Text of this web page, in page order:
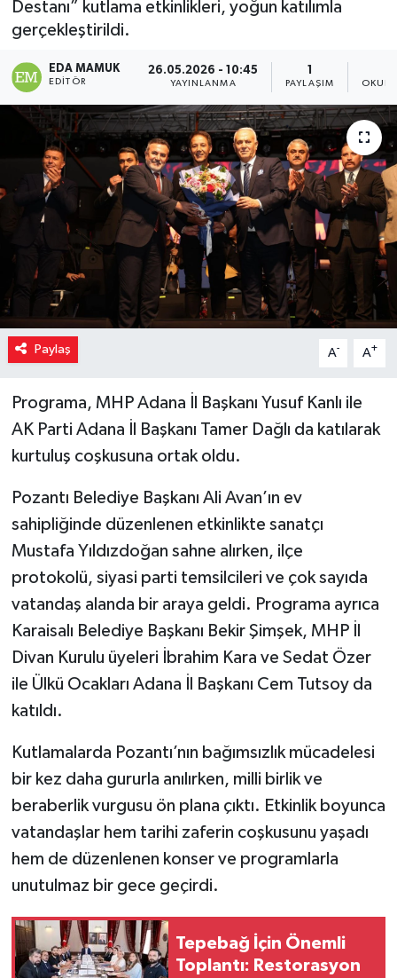
Destanı” kutlama etkinlikleri, yoğun katılımla
gerçekleştirildi.
EDA MAMUK
EDITÖR
26.05.2026 - 10:45
YAYINLANMA PAYLAŞIM
Paylaş A- A+
Programa, MHP Adana İl Başkanı Yusuf Kanlı ile
AK Parti Adana İl Başkanı Tamer Dağlı da katılarak
kurtuluş coşkusuna ortak oldu.
Pozantı Belediye Başkanı Ali Avan’ın ev
sahipliğinde düzenlenen etkinlikte sanatçı
Mustafa Yıldızdoğan sahne alırken, ilçe
protokolü, siyasi parti temsilcileri ve çok sayıda
vatandaş alanda bir araya geldi. Programa ayrıca
Karaisalı Belediye Başkanı Bekir Şimşek, MHP İl
Divan Kurulu üyeleri İbrahim Kara ve Sedat Özer
ile Ülkü Ocakları Adana İl Başkanı Cem Tutsoy da
katıldı.
Kutlamalarda Pozantı’nın bağımsızlık mücadelesi
bir kez daha gururla anılırken, milli birlik ve
beraberlik vurgusu ön plana çıktı. Etkinlik boyunca
vatandaşlar hem tarihi zaferin coşkusunu yaşadı
hem de düzenlenen konser ve programlarla
unutulmaz bir gece geçirdi.
Tepebağ İçin Önemli
Toplantı: Restorasyon